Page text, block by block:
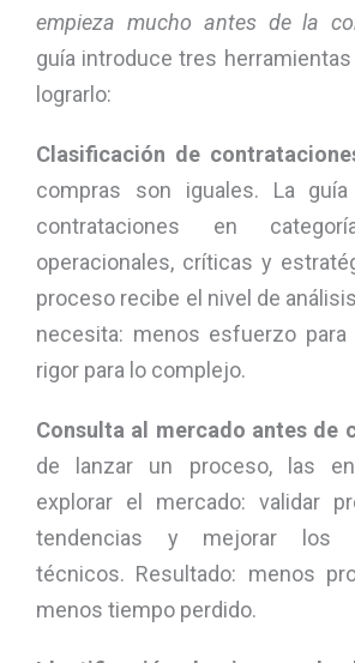
empieza mucho antes de la
guía introduce tres
lograrlo:
Clasificación de
compras son iguales. La
contrataciones en
operacionales, críticas y
proceso recibe el nivel de
necesita: menos esfuerzo
rigor para lo complejo.
Consulta al mercado antes de
de lanzar un proceso, las
explorar el mercado: validar
tendencias y mejorar los
técnicos. Resultado: menos
menos tiempo perdido.